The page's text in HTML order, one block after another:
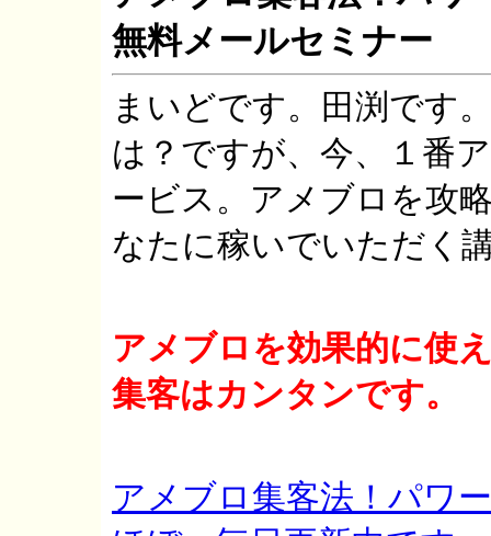
無料メールセミナー
まいどです。田渕です
は？ですが、今、１番
ービス。アメブロを攻
なたに稼いでいただく
アメブロを効果的に使
集客はカンタンです。
アメブロ集客法！パワ